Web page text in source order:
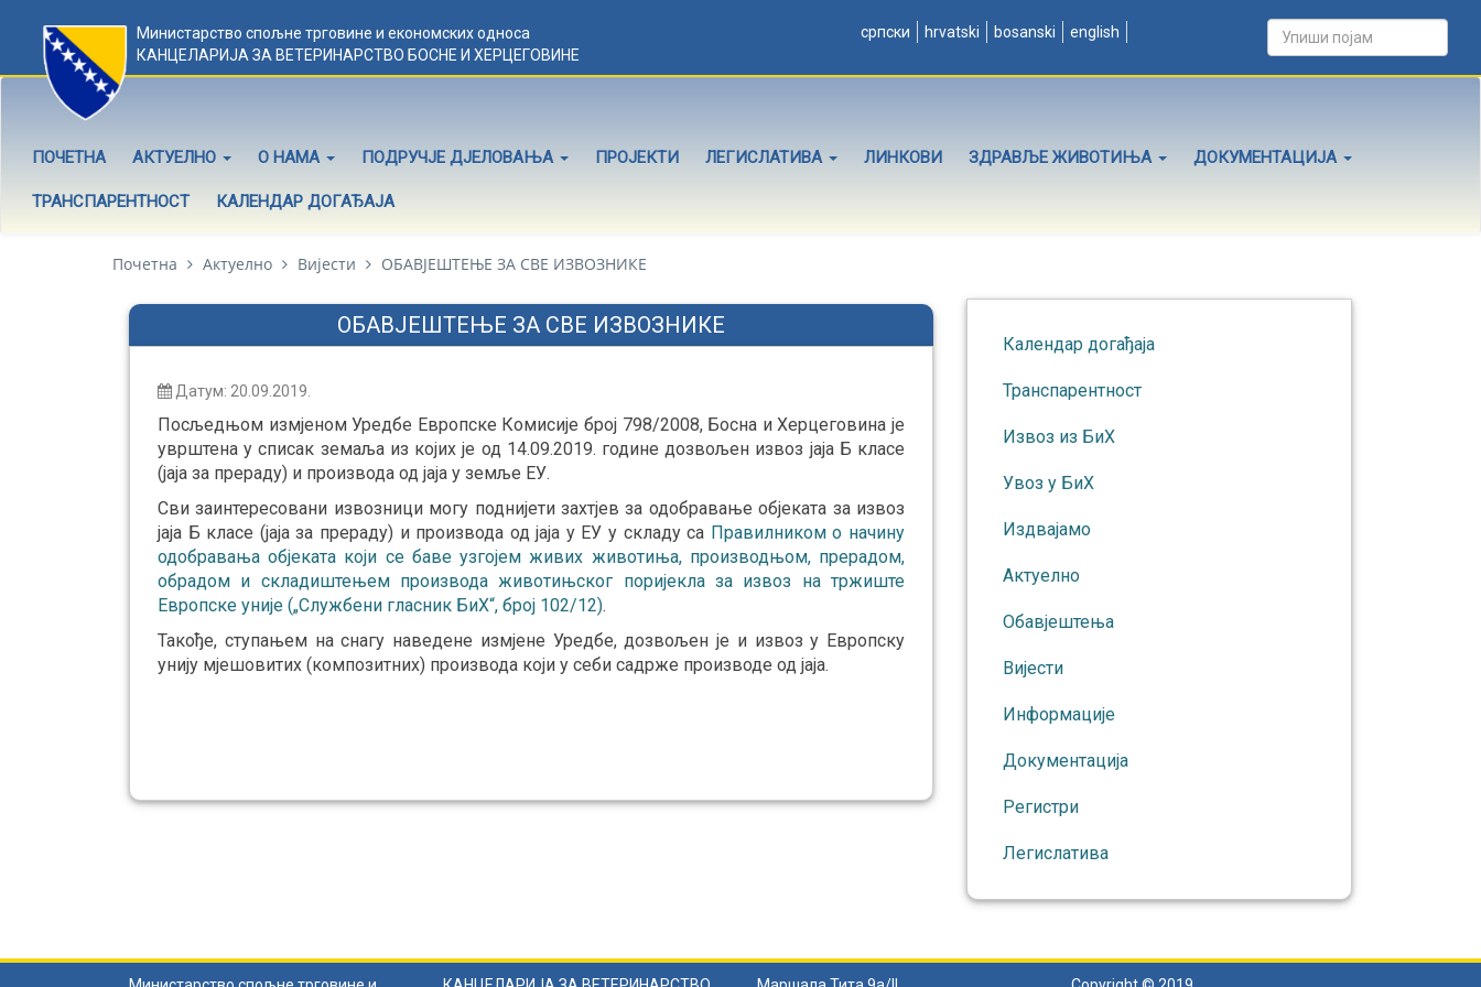
Министарство спољне трговине и економских односа
КАНЦЕЛАРИЈА ЗА ВЕТЕРИНАРСТВО БОСНЕ И ХЕРЦЕГОВИНЕ
српски hrvatski bosanski english
ПОЧЕТНА АКТУЕЛНО О НАМА ПОДРУЧЈЕ ДЈЕЛОВАЊА ПРОЈЕКТИ ЛЕГИСЛАТИВА ЛИНКОВИ ЗДРАВЉЕ ЖИВОТИЊА ДОКУМЕНТАЦИЈА
ТРАНСПАРЕНТНОСТ КАЛЕНДАР ДОГАЂАЈА
Почетна Актуелно Вијести ОБАВЈЕШТЕЊЕ ЗА СВЕ ИЗВОЗНИКЕ
ОБАВЈЕШТЕЊЕ ЗА СВЕ ИЗВОЗНИКЕ
Датум: 20.09.2019.
Посљедњом измјеном Уредбе Европске Комисије број 798/2008, Босна и Херцеговина је
уврштена у списак земаља из којих је од 14.09.2019. године дозвољен извоз јаја Б класе
(јаја за прераду) и производа од јаја у земље ЕУ.
Сви заинтересовани извозници могу поднијети захтјев за одобравање објеката за извоз
јаја Б класе (јаја за прераду) и производа од јаја у ЕУ у складу са Правилником о начину
одобравања објеката који се баве узгојем живих животиња, производњом, прерадом,
обрадом и складиштењем производа животињског поријекла за извоз на тржиште
Европске уније („Службени гласник БиХ“, број 102/12).
Такође, ступањем на снагу наведене измјене Уредбе, дозвољен је и извоз у Европску
унију мјешовитих (композитних) производа који у себи садрже производе од јаја.
Календар догађаја
Транспарентност
Извоз из БиХ
Увоз у БиХ
Издвајамо
Актуелно
Обавјештења
Вијести
Информације
Документација
Регистри
Легислатива